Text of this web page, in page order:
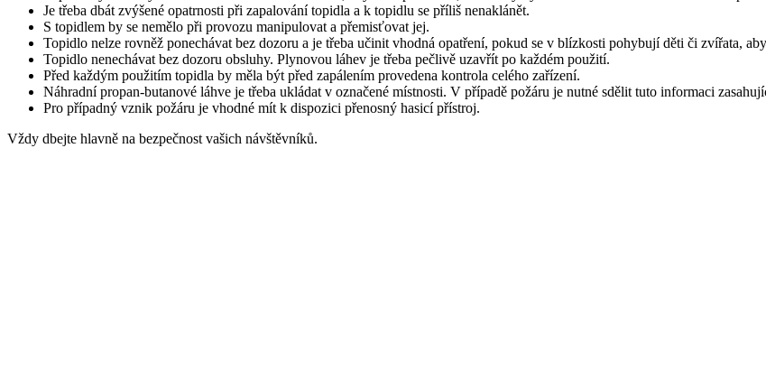
Je třeba dbát zvýšené opatrnosti při zapalování topidla a k topidlu se příliš nenaklánět.
S topidlem by se nemělo při provozu manipulovat a přemisťovat jej.
Topidlo nelze rovněž ponechávat bez dozoru a je třeba učinit vhodná opatření, pokud se v blízkosti pohybují děti či zvířata,
Topidlo nenechávat bez dozoru obsluhy. Plynovou láhev je třeba pečlivě uzavřít po každém použití.
Před každým použitím topidla by měla být před zapálením provedena kontrola celého zařízení.
Náhradní propan-butanové láhve je třeba ukládat v označené místnosti. V případě požáru je nutné sdělit tuto informaci
Pro případný vznik požáru je vhodné mít k dispozici přenosný hasicí přístroj.
Vždy dbejte hlavně na bezpečnost vašich návštěvníků.